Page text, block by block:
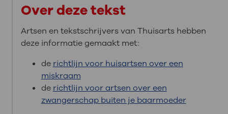
Over deze tekst
Artsen en tekstschrijvers van Thuisarts hebben
deze informatie gemaakt met:
de richtlijn voor huisartsen over een
miskraam
de richtlijn voor artsen over een
zwangerschap buiten je baarmoeder